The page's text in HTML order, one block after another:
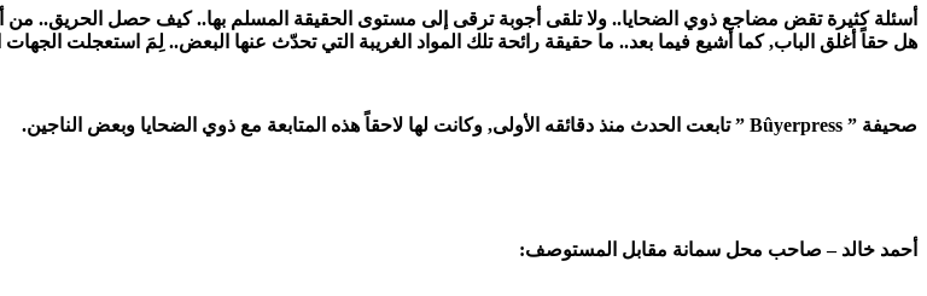
أسئلة كثيرة تقض مضاجع ذوي الضحايا.. ولا تلقى أجوبة ترقى إلى مستوى الحقيقة المسلم بها.. كيف حصل الحريق.. من
هل حقاً أغلق الباب, كما أشيع فيما بعد.. ما حقيقة رائحة تلك المواد الغريبة التي تحدّث عنها البعض.. لِمَ استعجلت
صحيفة ” Bûyerpress ” تابعت الحدث منذ دقائقه الأولى, وكانت لها لاحقاً هذه المتابعة مع ذوي الضحايا وبعض الناجين.
أحمد خالد – صاحب محل سمانة مقابل المستوصف: